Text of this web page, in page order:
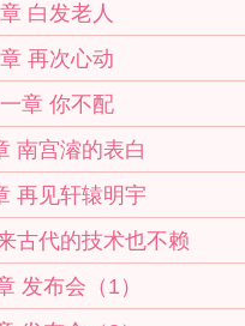
白发老人
再次心动
章 你不配
南宫濬的表白
再见轩辕明宇
古代的技术也不赖
发布会（1）